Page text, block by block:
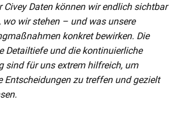
Civey Daten können wir endlich sichtbar
wo wir stehen – und was unsere
konkret bewirken. Die
Detailtiefe und die kontinuierliche
sind für uns extrem hilfreich, um
Entscheidungen zu treffen und gezielt